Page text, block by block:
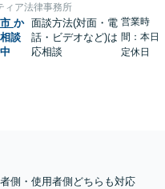
ィア法律事務所
か
談
面談方法(対面・電
話・ビデオなど)は
応相談
営業時
間：本日
定休日
側・使用者側どちらも対応